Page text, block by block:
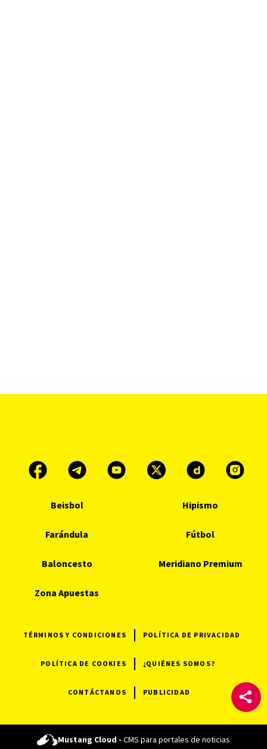
Beisbol Hipismo
Farándula Fútbol
Baloncesto Meridiano Premium
Zona Apuestas
TÉRMINOS Y CONDICIONES POLÍTICA DE PRIVACIDAD
POLÍTICA DE COOKIES ¿QUIÉNES SOMOS?
CONTÁCTANOS PUBLICIDAD
Mustang Cloud - CMS para portales de noticias